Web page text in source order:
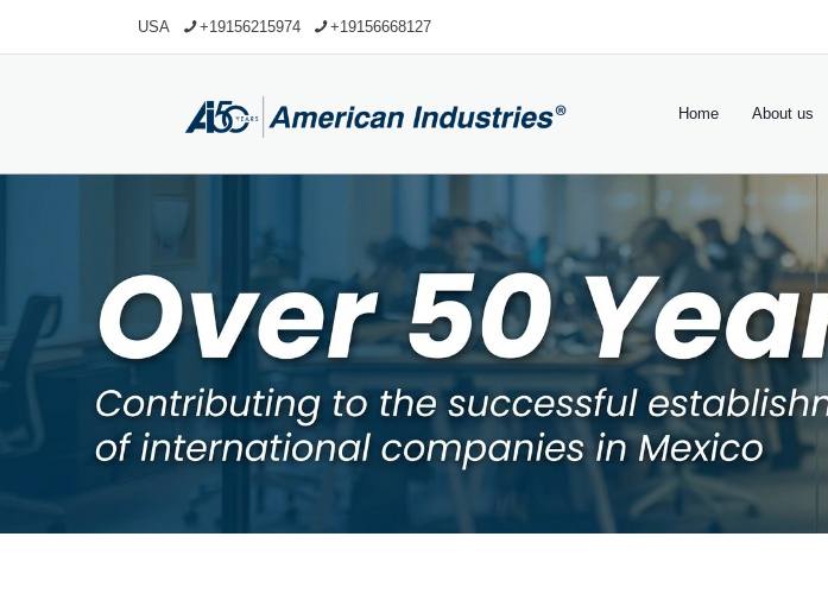
USA +19156215974 +19156668127
Home About us